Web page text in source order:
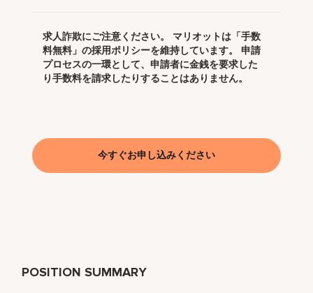
POSITION SUMMARY
求人詐欺にご注意ください。 マリオットは「手数
料無料」の採用ポリシーを維持しています。 申請
プロセスの一環として、申請者に金銭を要求した
り手数料を請求したりすることはありません。
今すぐお申し込みください